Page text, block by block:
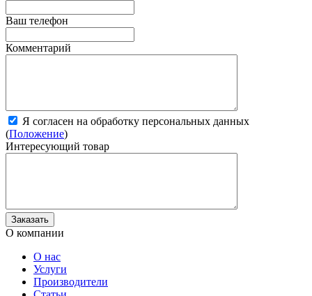
Ваш телефон
Комментарий
Я согласен на обработку персональных данных
(Положение)
Интересующий товар
О компании
О нас
Услуги
Производители